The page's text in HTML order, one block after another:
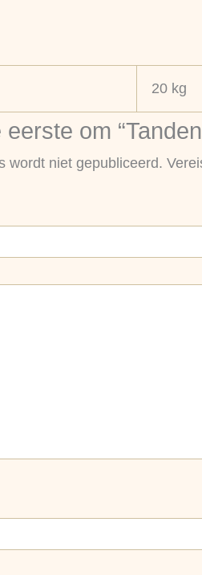
20 kg
om
wordt niet gepubliceerd.